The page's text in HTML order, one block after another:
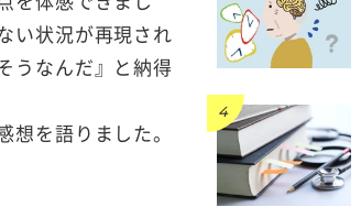
い状況が再現され
うなんだ』と納得
を語りました。